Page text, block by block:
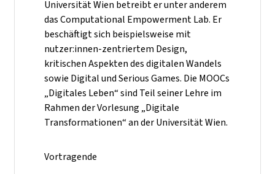
Universität Wien betreibt er unter anderem
das Computational Empowerment Lab. Er
beschäftigt sich beispielsweise mit
nutzer:innen-zentriertem Design,
kritischen Aspekten des digitalen Wandels
sowie Digital und Serious Games. Die MOOCs
„Digitales Leben“ sind Teil seiner Lehre im
Rahmen der Vorlesung „Digitale
Transformationen“ an der Universität Wien.
Vortragende